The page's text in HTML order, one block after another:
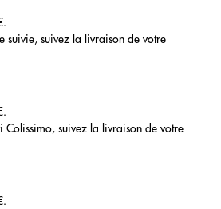
suivie, suivez la livraison de votre
Colissimo, suivez la livraison de votre